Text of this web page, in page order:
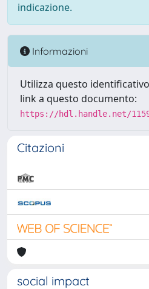
indicazione.
Informazioni
Utilizza questo
link a questo documento:
https://hdl.handle.net/
Citazioni
social impact